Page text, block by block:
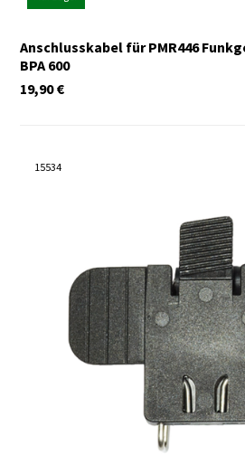
Anschlusskabel für PMR446
BPA 600
€
19,90
15534